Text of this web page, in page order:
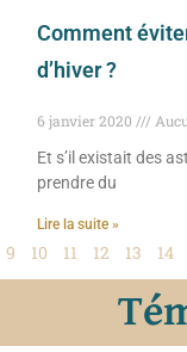
Comment
d’hiver ?
6 janvier 2020
Et s’il existait des
prendre du
Lire la suite »
9 10 11 12 13 14